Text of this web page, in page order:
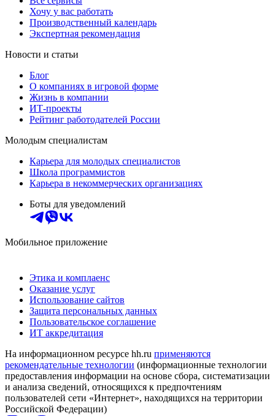
Хочу у вас работать
Производственный календарь
Экспертная рекомендация
Новости и статьи
Блог
О компаниях в игровой форме
Жизнь в компании
ИТ-проекты
Рейтинг работодателей России
Молодым специалистам
Карьера для молодых специалистов
Школа программистов
Карьера в некоммерческих организациях
Боты для уведомлений
Мобильное приложение
Этика и комплаенс
Оказание услуг
Использование сайтов
Защита персональных данных
Пользовательское соглашение
ИТ аккредитация
На информационном ресурсе hh.ru применяются
рекомендательные технологии (информационные технологии
предоставления информации на основе сбора, систематизации
и анализа сведений, относящихся к предпочтениям
пользователей сети «Интернет», находящихся на территории
Российской Федерации)